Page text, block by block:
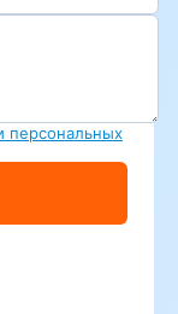
персональных